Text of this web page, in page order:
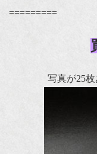
=========
写真が25